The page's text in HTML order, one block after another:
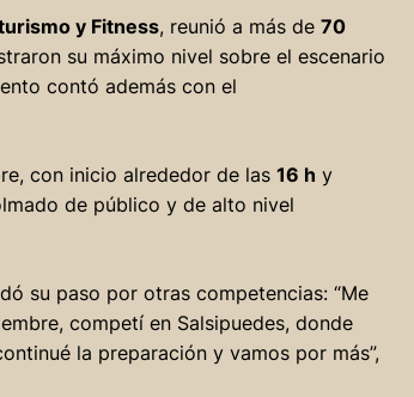
y Fitness, reunió a más de 70
su máximo nivel sobre el escenario
contó además con el
con inicio alrededor de las 16 h y
de público y de alto nivel
su paso por otras competencias: “Me
competí en Salsipuedes, donde
la preparación y vamos por más”,